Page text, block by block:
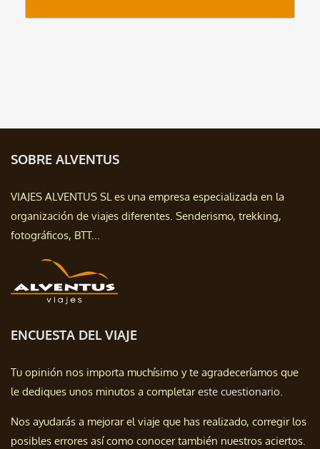
SOBRE ALVENTUS
VIAJES ALVENTUS SL es una empresa especializada en la
organización de viajes diferentes. Senderismo, trekking,
fotográficos, BTT...
ENCUESTA DEL VIAJE
Tu opinión nos importa muchísimo y te agradeceríamos que
le dediques unos minutos a completareste cuestionario.
Nos ayudarás a mejorar el viaje que has realizado, corregir los
posibles errores así como conocer también nuestros aciertos.